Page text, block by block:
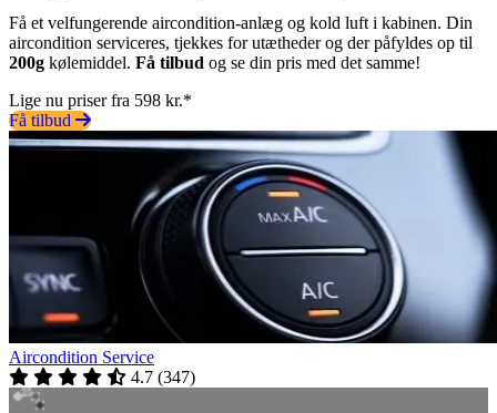
Få et velfungerende aircondition-anlæg og kold luft i kabinen. Din
aircondition serviceres, tjekkes for utætheder og der påfyldes op til
200g kølemiddel. Få tilbud og se din pris med det samme!
Lige nu priser fra 598 kr.*
Få tilbud
Aircondition Service
4.7 (347)